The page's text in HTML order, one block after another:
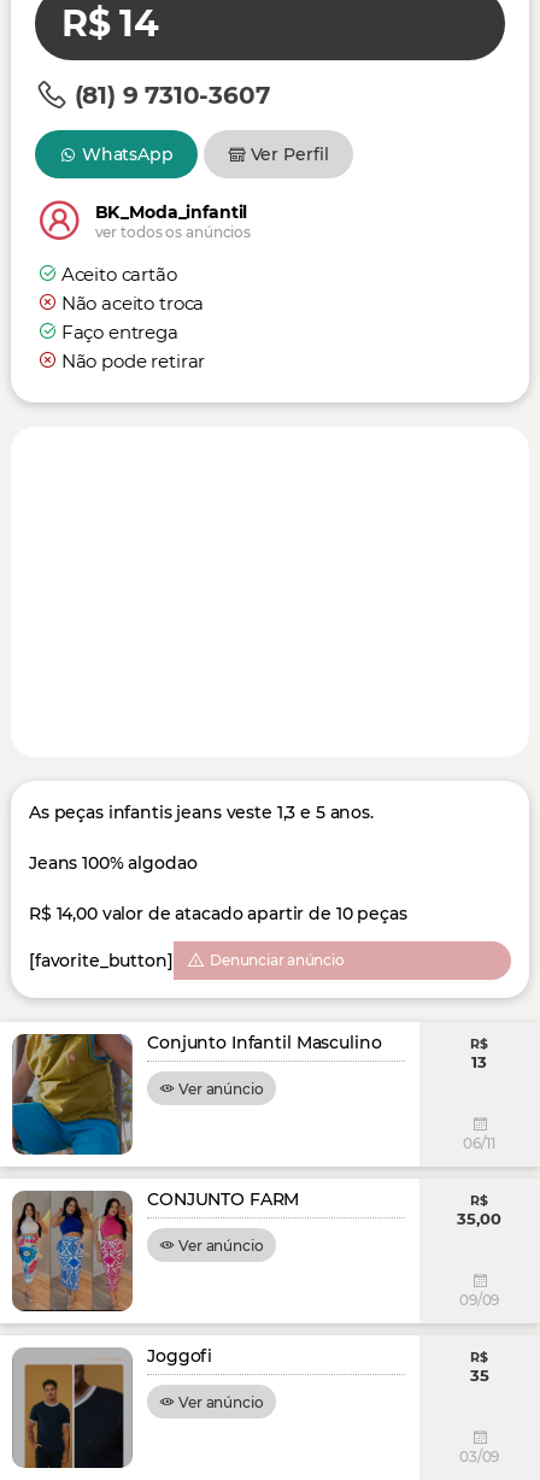
R$ 14
(81) 9 7310-3607
WhatsApp Ver Perfil
BK_Moda_infantil
ver todos os anúncios
Aceito cartão
Não aceito troca
Faço entrega
Não pode retirar
As peças infantis jeans veste 1,3 e 5 anos.
Jeans 100% algodao
R$ 14,00 valor de atacado apartir de 10 peças
[favorite_button] Denunciar anúncio
Conjunto Infantil Masculino
Ver anúncio
R$
13
06/11
CONJUNTO FARM
Ver anúncio
R$
35,00
09/09
Joggofi
Ver anúncio
R$
35
03/09